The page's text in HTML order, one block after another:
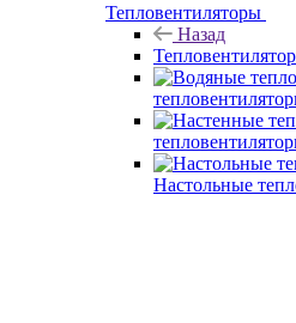
Тепловентиляторы
Назад
Настольные